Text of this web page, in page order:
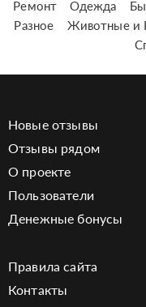
Ремонт
Одежда
Разное
Животные и
Новые отзывы
Отзывы рядом
О проекте
Пользователи
Денежные бонусы
Правила сайта
Контакты